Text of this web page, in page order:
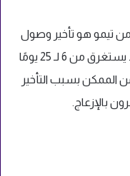
تيمو هو تأخير وصول
الشحنة، وذلك لأن الشحن من الصين قد يستغرق من 6 لـ 25 يومًا
الممكن بسبب التأخير
بالإزعاج.